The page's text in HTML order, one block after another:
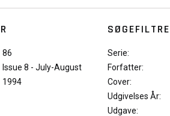
86
Issue 8 - July-August
1994
SØGEFILTRE
Serie:
Forfatter:
Cover:
Udgivelses År:
Udgave: